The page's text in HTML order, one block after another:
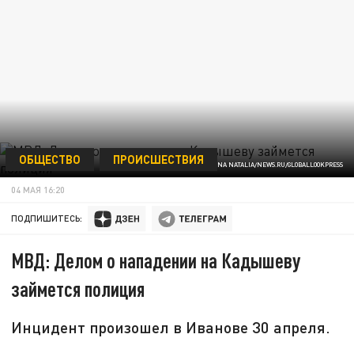
SHATOKHINA NATALIA/NEWS.RU/GLOBALLOOKPRESS
ОБЩЕСТВО ПРОИСШЕСТВИЯ
04 МАЯ 16:20
ПОДПИШИТЕСЬ:
МВД: Делом о нападении на Кадышеву
займется полиция
Инцидент произошел в Иванове 30 апреля.